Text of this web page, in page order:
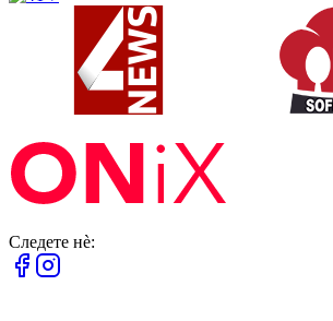
Следете нè: